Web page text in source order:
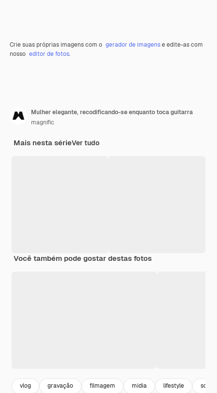
Crie suas próprias imagens com o gerador de imagense edite-as com
nosso editor de fotos.
Mulher elegante, recodificando-se enquanto toca guitarra
magnific
Mais nesta sérieVer tudo
Você também pode gostar destas fotos
vlog gravação filmagem midia lifestyle